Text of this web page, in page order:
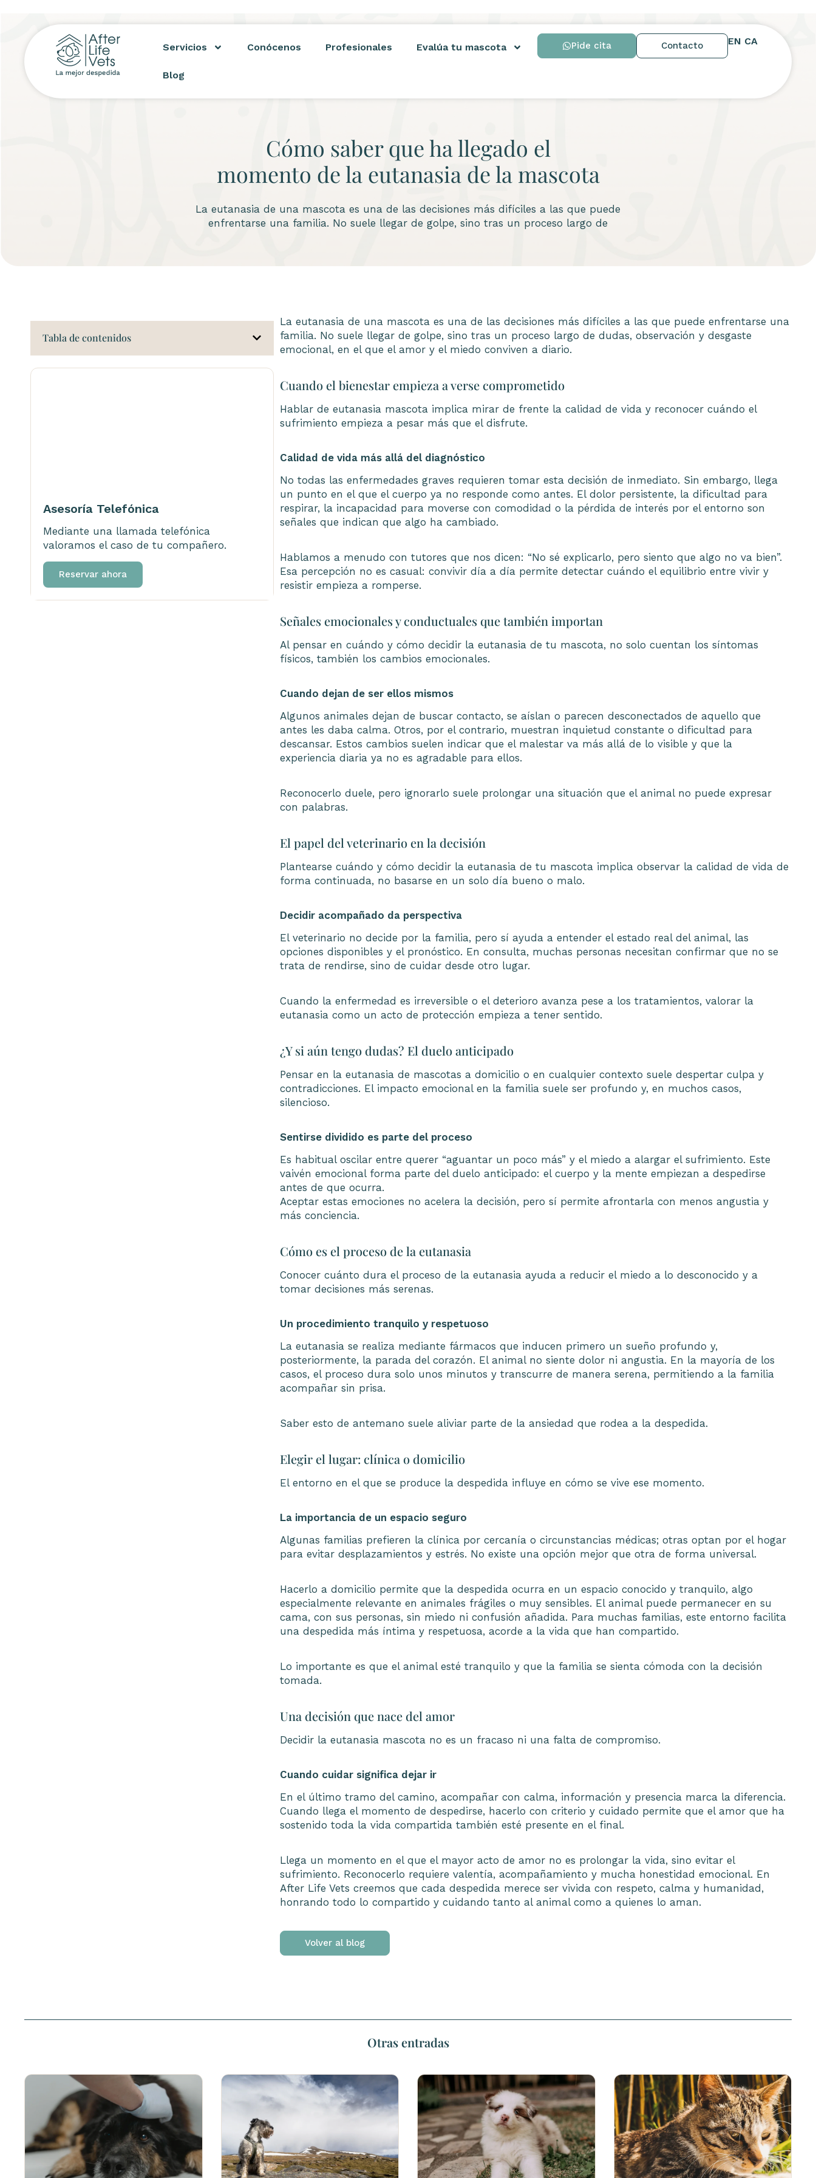
Servicios Conócenos Profesionales Evalúa tu mascota
Blog
Pide cita Contacto EN CA
Cómo saber que ha llegado el
momento de la eutanasia de la mascota
La eutanasia de una mascota es una de las decisiones más difíciles a las que puede
enfrentarse una familia. No suele llegar de golpe, sino tras un proceso largo de
Tabla de contenidos
Asesoría Telefónica
Mediante una llamada telefónica
valoramos el caso de tu compañero.
Reservar ahora
La eutanasia de una mascota es una de las decisiones más difíciles a las que puede enfrentarse una
familia. No suele llegar de golpe, sino tras un proceso largo de dudas, observación y desgaste
emocional, en el que el amor y el miedo conviven a diario.
Cuando el bienestar empieza a verse comprometido
Hablar de eutanasia mascota implica mirar de frente la calidad de vida y reconocer cuándo el
sufrimiento empieza a pesar más que el disfrute.
Calidad de vida más allá del diagnóstico
No todas las enfermedades graves requieren tomar esta decisión de inmediato. Sin embargo, llega
un punto en el que el cuerpo ya no responde como antes. El dolor persistente, la dificultad para
respirar, la incapacidad para moverse con comodidad o la pérdida de interés por el entorno son
señales que indican que algo ha cambiado.
Hablamos a menudo con tutores que nos dicen: “No sé explicarlo, pero siento que algo no va bien”.
Esa percepción no es casual: convivir día a día permite detectar cuándo el equilibrio entre vivir y
resistir empieza a romperse.
Señales emocionales y conductuales que también importan
Al pensar en cuándo y cómo decidir la eutanasia de tu mascota, no solo cuentan los síntomas
físicos, también los cambios emocionales.
Cuando dejan de ser ellos mismos
Algunos animales dejan de buscar contacto, se aíslan o parecen desconectados de aquello que
antes les daba calma. Otros, por el contrario, muestran inquietud constante o dificultad para
descansar. Estos cambios suelen indicar que el malestar va más allá de lo visible y que la
experiencia diaria ya no es agradable para ellos.
Reconocerlo duele, pero ignorarlo suele prolongar una situación que el animal no puede expresar
con palabras.
El papel del veterinario en la decisión
Plantearse cuándo y cómo decidir la eutanasia de tu mascota implica observar la calidad de vida de
forma continuada, no basarse en un solo día bueno o malo.
Decidir acompañado da perspectiva
El veterinario no decide por la familia, pero sí ayuda a entender el estado real del animal, las
opciones disponibles y el pronóstico. En consulta, muchas personas necesitan confirmar que no se
trata de rendirse, sino de cuidar desde otro lugar.
Cuando la enfermedad es irreversible o el deterioro avanza pese a los tratamientos, valorar la
eutanasia como un acto de protección empieza a tener sentido.
¿Y si aún tengo dudas? El duelo anticipado
Pensar en la eutanasia de mascotas a domicilio o en cualquier contexto suele despertar culpa y
contradicciones. El impacto emocional en la familia suele ser profundo y, en muchos casos,
silencioso.
Sentirse dividido es parte del proceso
Es habitual oscilar entre querer “aguantar un poco más” y el miedo a alargar el sufrimiento. Este
vaivén emocional forma parte del duelo anticipado: el cuerpo y la mente empiezan a despedirse
antes de que ocurra.
Aceptar estas emociones no acelera la decisión, pero sí permite afrontarla con menos angustia y
más conciencia.
Cómo es el proceso de la eutanasia
Conocer cuánto dura el proceso de la eutanasia ayuda a reducir el miedo a lo desconocido y a
tomar decisiones más serenas.
Un procedimiento tranquilo y respetuoso
La eutanasia se realiza mediante fármacos que inducen primero un sueño profundo y,
posteriormente, la parada del corazón. El animal no siente dolor ni angustia. En la mayoría de los
casos, el proceso dura solo unos minutos y transcurre de manera serena, permitiendo a la familia
acompañar sin prisa.
Saber esto de antemano suele aliviar parte de la ansiedad que rodea a la despedida.
Elegir el lugar: clínica o domicilio
El entorno en el que se produce la despedida influye en cómo se vive ese momento.
La importancia de un espacio seguro
Algunas familias prefieren la clínica por cercanía o circunstancias médicas; otras optan por el hogar
para evitar desplazamientos y estrés. No existe una opción mejor que otra de forma universal.
Hacerlo a domicilio permite que la despedida ocurra en un espacio conocido y tranquilo, algo
especialmente relevante en animales frágiles o muy sensibles. El animal puede permanecer en su
cama, con sus personas, sin miedo ni confusión añadida. Para muchas familias, este entorno facilita
una despedida más íntima y respetuosa, acorde a la vida que han compartido.
Lo importante es que el animal esté tranquilo y que la familia se sienta cómoda con la decisión
tomada.
Una decisión que nace del amor
Decidir la eutanasia mascota no es un fracaso ni una falta de compromiso.
Cuando cuidar significa dejar ir
En el último tramo del camino, acompañar con calma, información y presencia marca la diferencia.
Cuando llega el momento de despedirse, hacerlo con criterio y cuidado permite que el amor que ha
sostenido toda la vida compartida también esté presente en el final.
Llega un momento en el que el mayor acto de amor no es prolongar la vida, sino evitar el
sufrimiento. Reconocerlo requiere valentía, acompañamiento y mucha honestidad emocional. En
After Life Vets creemos que cada despedida merece ser vivida con respeto, calma y humanidad,
honrando todo lo compartido y cuidando tanto al animal como a quienes lo aman.
Volver al blog
Otras entradas